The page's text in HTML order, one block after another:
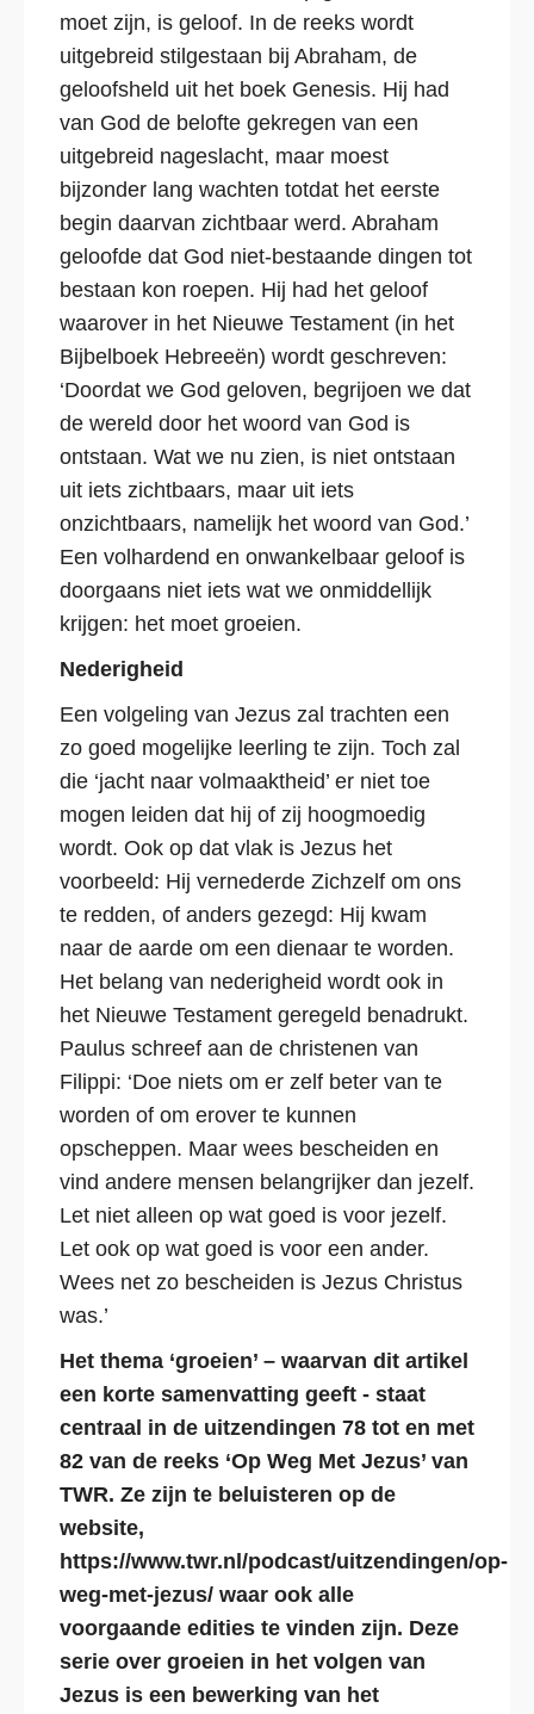
moet zijn, is geloof. In de reeks wordt
uitgebreid stilgestaan bij Abraham, de
geloofsheld uit het boek Genesis. Hij had
van God de belofte gekregen van een
uitgebreid nageslacht, maar moest
bijzonder lang wachten totdat het eerste
begin daarvan zichtbaar werd. Abraham
geloofde dat God niet-bestaande dingen tot
bestaan kon roepen. Hij had het geloof
waarover in het Nieuwe Testament (in het
Bijbelboek Hebreeën) wordt geschreven:
‘Doordat we God geloven, begrijoen we dat
de wereld door het woord van God is
ontstaan. Wat we nu zien, is niet ontstaan
uit iets zichtbaars, maar uit iets
onzichtbaars, namelijk het woord van God.’
Een volhardend en onwankelbaar geloof is
doorgaans niet iets wat we onmiddellijk
krijgen: het moet groeien.
Nederigheid
Een volgeling van Jezus zal trachten een
zo goed mogelijke leerling te zijn. Toch zal
die ‘jacht naar volmaaktheid’ er niet toe
mogen leiden dat hij of zij hoogmoedig
wordt. Ook op dat vlak is Jezus het
voorbeeld: Hij vernederde Zichzelf om ons
te redden, of anders gezegd: Hij kwam
naar de aarde om een dienaar te worden.
Het belang van nederigheid wordt ook in
het Nieuwe Testament geregeld benadrukt.
Paulus schreef aan de christenen van
Filippi: ‘Doe niets om er zelf beter van te
worden of om erover te kunnen
opscheppen. Maar wees bescheiden en
vind andere mensen belangrijker dan jezelf.
Let niet alleen op wat goed is voor jezelf.
Let ook op wat goed is voor een ander.
Wees net zo bescheiden is Jezus Christus
was.’
Het thema ‘groeien’ – waarvan dit artikel
een korte samenvatting geeft - staat
centraal in de uitzendingen 78 tot en met
82 van de reeks ‘Op Weg Met Jezus’ van
TWR. Ze zijn te beluisteren op de
website,
https://www.twr.nl/podcast/uitzendingen/op-
weg-met-jezus/ waar ook alle
voorgaande edities te vinden zijn. Deze
serie over groeien in het volgen van
Jezus is een bewerking van het